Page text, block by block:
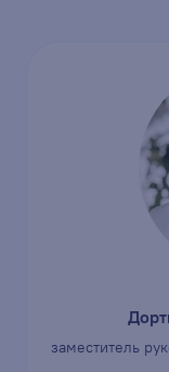
заместитель